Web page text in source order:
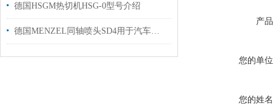
德国HSGM热切机HSG-0型号介绍
德国MENZEL同轴喷头SD4用于汽车加工行业喷射国内现货
产品
您的单位
您的姓名